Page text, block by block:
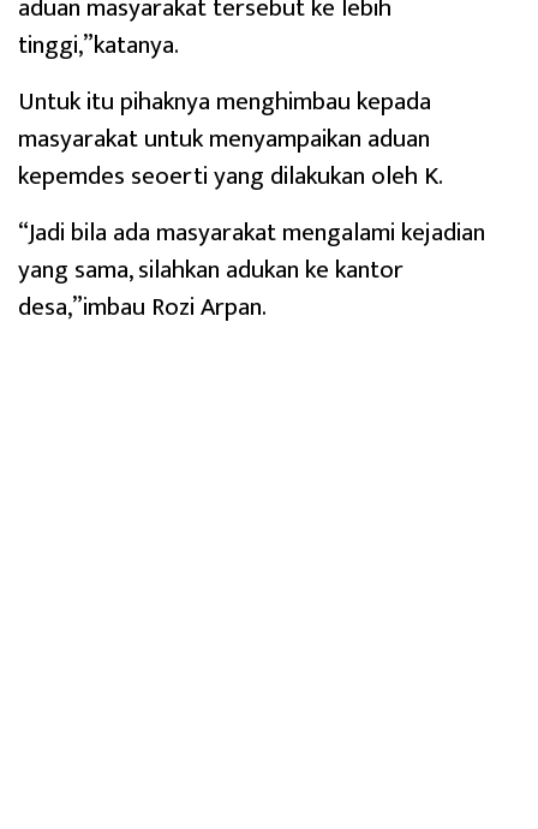
tinggi,”katanya.
Untuk itu pihaknya menghimbau kepada
masyarakat untuk menyampaikan aduan
kepemdes seoerti yang dilakukan oleh K.
“Jadi bila ada masyarakat mengalami kejadian
yang sama, silahkan adukan ke kantor
desa,”imbau Rozi Arpan.